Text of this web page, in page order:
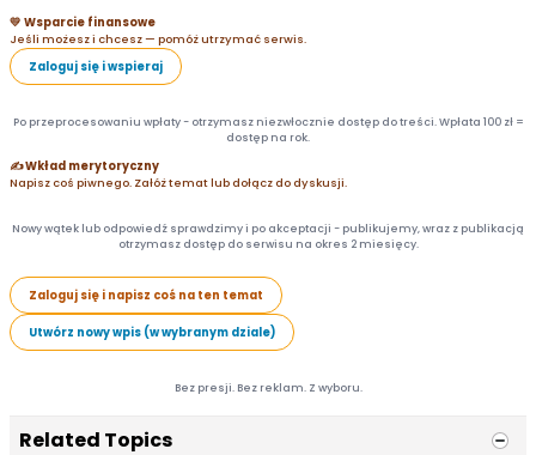
💛 Wsparcie finansowe
Jeśli możesz i chcesz — pomóż utrzymać serwis.
Zaloguj się i wspieraj
Po przeprocesowaniu wpłaty - otrzymasz niezwłocznie dostęp do treści. Wpłata 100 zł =
dostęp na rok.
✍️ Wkład merytoryczny
Napisz coś piwnego. Załóż temat lub dołącz do dyskusji.
Nowy wątek lub odpowiedź sprawdzimy i po akceptacji - publikujemy, wraz z publikacją
otrzymasz dostęp do serwisu na okres 2 miesięcy.
Zaloguj się i napisz coś na ten temat
Utwórz nowy wpis (w wybranym dziale)
Bez presji. Bez reklam. Z wyboru.
Related Topics